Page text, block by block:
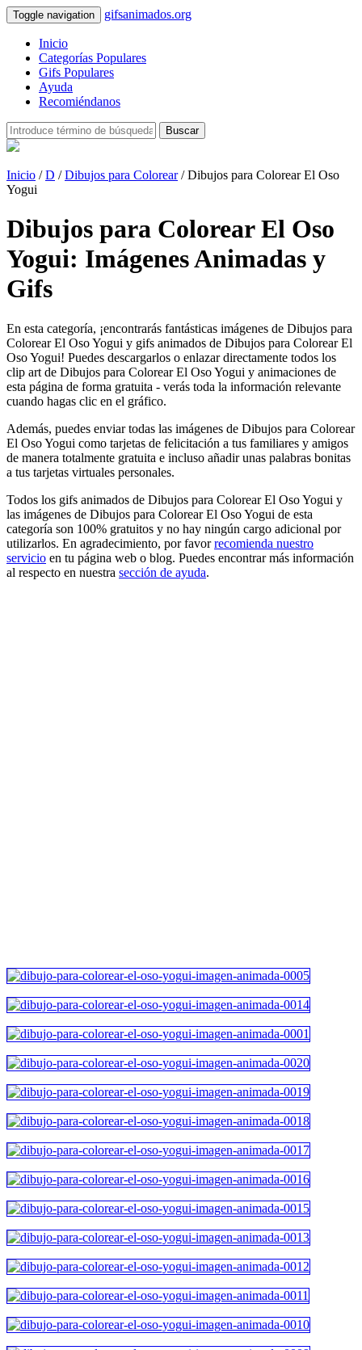
Toggle navigation gifsanimados.org
Inicio
Categorías Populares
Gifs Populares
Ayuda
Recomiéndanos
Buscar
Inicio /D /Dibujos para Colorear/ Dibujos para Colorear El Oso
Yogui
Dibujos para Colorear El Oso
Yogui: Imágenes Animadas y
Gifs
En esta categoría, ¡encontrarás fantásticas imágenes de Dibujos para
Colorear El Oso Yogui y gifs animados de Dibujos para Colorear El
Oso Yogui! Puedes descargarlos o enlazar directamente todos los
clip art de Dibujos para Colorear El Oso Yogui y animaciones de
esta página de forma gratuita - verás toda la información relevante
cuando hagas clic en el gráfico.
Además, puedes enviar todas las imágenes de Dibujos para Colorear
El Oso Yogui como tarjetas de felicitación a tus familiares y amigos
de manera totalmente gratuita e incluso añadir unas palabras bonitas
a tus tarjetas virtuales personales.
Todos los gifs animados de Dibujos para Colorear El Oso Yogui y
las imágenes de Dibujos para Colorear El Oso Yogui de esta
categoría son 100% gratuitos y no hay ningún cargo adicional por
utilizarlos. En agradecimiento, por favorrecomienda nuestro
servicio en tu página web o blog. Puedes encontrar más información
al respecto en nuestra sección de ayuda.